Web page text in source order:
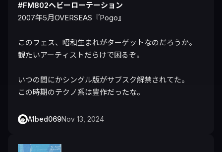
#FM802ヘビーローテーション
2007年5月OVERSEAS『Pogo』
このフェス、昭和生まれがターゲットなのだろうか。
観たいアーティストだらけで困るぞ。
いつの間にかシングル版がサブスク解禁されてた。
この時期のテクノ系は豊作だったな。
A1bed069Nov 13, 2024